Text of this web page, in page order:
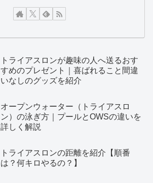
トライアスロンが趣味の人へ送るおす
すめのプレゼント｜喜ばれること間違
いなしのグッズを紹介
オープンウォーター（トライアスロ
ン）の泳ぎ方｜プールとOWSの違いを
詳しく解説
トライアスロンの距離を紹介【順番
は？何キロやるの？】